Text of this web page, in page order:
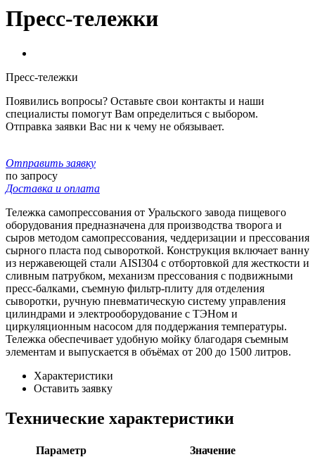
Пресс-тележки
Пресс-тележки
Появились вопросы? Оставьте свои контакты и наши
специалисты помогут Вам определиться с выбором.
Отправка заявки Вас ни к чему не обязывает.
Отправить заявку
по запросу
Доставка и оплата
Тележка самопрессования от Уральского завода пищевого
оборудования предназначена для производства творога и
сыров методом самопрессования, чеддеризации и прессования
сырного пласта под сывороткой. Конструкция включает ванну
из нержавеющей стали AISI304 с отбортовкой для жесткости и
сливным патрубком, механизм прессования с подвижными
пресс-балками, съемную фильтр-плиту для отделения
сыворотки, ручную пневматическую систему управления
цилиндрами и электрооборудование с ТЭНом и
циркуляционным насосом для поддержания температуры.
Тележка обеспечивает удобную мойку благодаря съемным
элементам и выпускается в объёмах от 200 до 1500 литров.
Характеристики
Оставить заявку
Технические характеристики
Параметр
Значение